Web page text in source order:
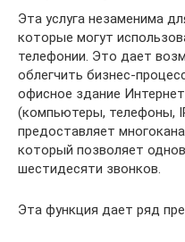
Эта услуга незаменима
которые могут
телефонии. Это дает
облегчить бизнес-
офисное здание
(компьютеры, телефоны,
предоставляет
который позволяет
шестидесяти звонков.
Эта функция дает ряд